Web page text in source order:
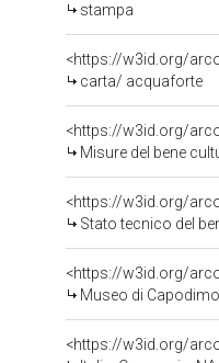
stampa
<https://w3id.org/
carta/ acquaforte
<https://w3id.org/
Misure del bene
<https://w3id.org/
Stato tecnico del
<https://w3id.org/
Museo di
<https://w3id.org/